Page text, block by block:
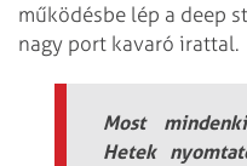
működésbe lép a deep
nagy port kavaró irattal.
Most
Hetek